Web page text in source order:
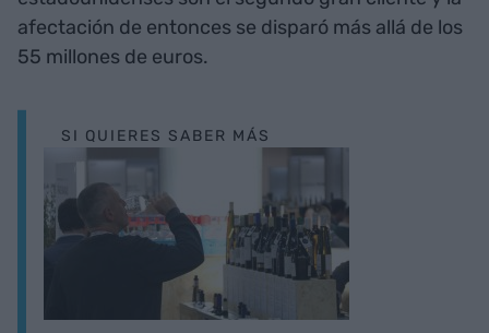
afectación de entonces se disparó más allá de los
55 millones de euros.
SI QUIERES SABER MÁS